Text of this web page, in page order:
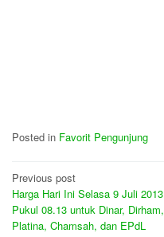
Posted in Favorit Pengunjung
Post
navigation
Previous post
Harga Hari Ini Selasa 9 Juli 2013
Pukul 08.13 untuk Dinar, Dirham,
Platina, Chamsah, dan EPdL